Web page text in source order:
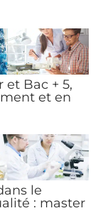
Bac + 5,
et en
le
: master